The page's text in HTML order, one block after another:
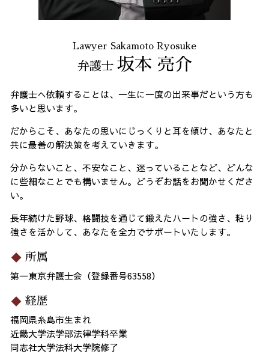
Lawyer Sakamoto Ryosuke
弁護士 坂本 亮介
弁護士へ依頼することは、一生に一度の出来事だという方も
多いと思います。
だからこそ、あなたの思いにじっくりと耳を傾け、あなたと
共に最善の解決策を考えていきます。
分からないこと、不安なこと、迷っていることなど、どんな
に些細なことでも構いません。どうぞお話をお聞かせくださ
い。
長年続けた野球、格闘技を通じて鍛えたハートの強さ、粘り
強さを活かして、あなたを全力でサポートいたします。
所属
第一東京弁護士会（登録番号63558）
経歴
福岡県糸島市生まれ
近畿大学法学部法律学科卒業
同志社大学法科大学院修了